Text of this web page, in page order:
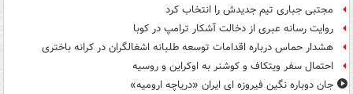
مجتبی جباری تیم جدیدش را انتخاب کرد
روایت رسانه عبری از دخالت آشکار ترامپ در کوبا
هشدار حماس درباره اقدامات توسعه طلبانه اشغالگران در کرانه باختری
احتمال سفر ویتکاف و کوشنر به اوکراین و روسیه
جان دوباره نگین فیروزه ای ایران «دریاچه ارومیه»